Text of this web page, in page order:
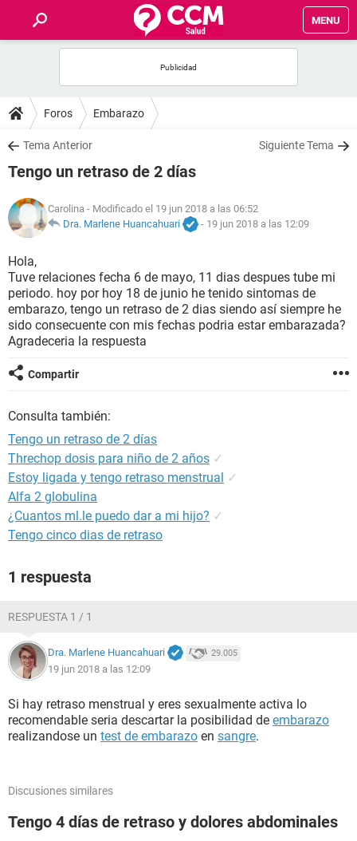
MENU
FOROS
SALUD
FAMILIA
NUTRICIÓN
BIENESTAR
SEXUALIDAD
GLOSARIO
Foros Embarazo
Tema Anterior Siguiente Tema
Tengo un retraso de 2 días
Carolina - Modificado el 19 jun 2018 a las 06:52
Dra. Marlene Huancahuari
- 19 jun 2018 a las 12:09
Hola,
Tuve relaciones fecha 6 de mayo, 11 dias despues tube mi
periodo. hoy por hoy 18 de junio he tenido sintomas de
embarazo, tengo un retraso de 2 dias siendo así siempre he
sido consecuente con mis fechas podria estar embarazada?
Agradeceria la respuesta
Compartir
Consulta también:
Tengo un retraso de 2 días
Threchop dosis para niño de 2 años ✓
Estoy ligada y tengo retraso menstrual ✓
Alfa 2 globulina
¿Cuantos ml.le puedo dar a mi hijo? ✓
Tengo cinco dias de retraso
1 respuesta
RESPUESTA 1 / 1
Dra. Marlene Huancahuari 29.005
19 jun 2018 a las 12:09
Si hay retraso menstrual y eres sexualmente activa lo
recomendable seria descartar la posibilidad de embarazo
realizandose un test de embarazo en sangre.
Discusiones similares
Tengo 4 días de retraso y dolores abdominales